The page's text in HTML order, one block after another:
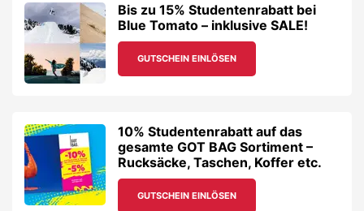
Bis zu 15% Studentenrabatt bei
Blue Tomato – inklusive SALE!
GUTSCHEIN EINLÖSEN
10% Studentenrabatt auf das
gesamte GOT BAG Sortiment –
Rucksäcke, Taschen, Koffer etc.
GUTSCHEIN EINLÖSEN